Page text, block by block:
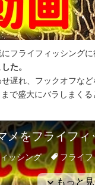
フライフィッシング
た。
遅れ、フックオフなど
で盛大にバラしまく